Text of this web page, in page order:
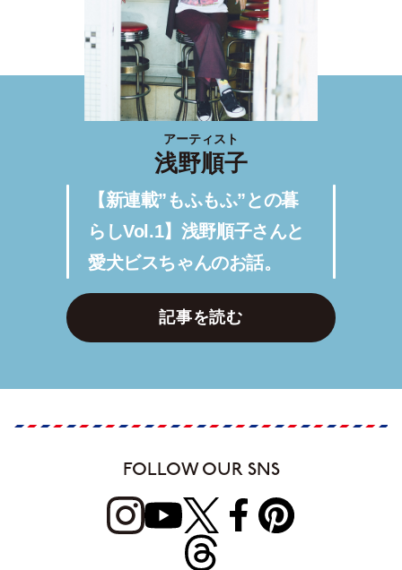
アーティスト
浅野順子
【新連載”もふもふ”との暮
らしVol.1】浅野順子さんと
愛犬ビスちゃんのお話。
記事を読む
FOLLOW OUR SNS